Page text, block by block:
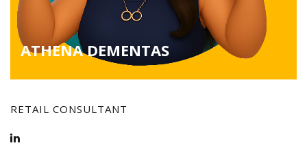
ATHENA DEMENTAS
RETAIL CONSULTANT